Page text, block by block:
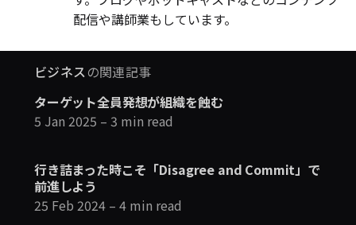
配信や講師業もしています。
ビジネスの関連記事
ターゲット全員発想が組織を蝕む
5 Jan 2025 – 3 min read
行き詰まった時こそ「Disagree and Commit」で
前進しよう
25 Feb 2024– 4 min read